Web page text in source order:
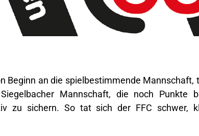
Beginn an die spielbestimmende Mannschaft,
Mannschaft, die noch Punkte
zu sichern. So tat sich der FFC schwer,